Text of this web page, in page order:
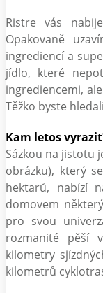
Ristre vás
Opakovaně
ingrediencí a
jídlo, které
ingrediencemi,
Těžko byste
Kam letos
Sázkou na jistotu
obrázku), který
hektarů, nabízí
domovem
pro svou
rozmanité pěší
kilometry
kilometrů